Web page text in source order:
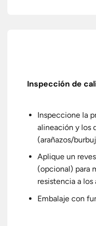
Inspección de
Inspeccione la
alineación y los
(arañazos/
Aplique un
(opcional) para
resistencia a los
Embalaje con